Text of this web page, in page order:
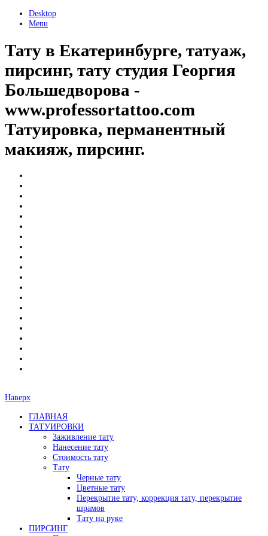
Desktop
Menu
Тату в Екатеринбурге, татуаж,
пирсинг, тату студия Георгия
Большедворова -
www.professortattoo.com
Татуировка, перманентный
макияж, пирсинг.
Наверх
ГЛАВНАЯ
ТАТУИРОВКИ
Заживление тату
Нанесение тату
Стоимость тату
Тату
Черные тату
Цветные тату
Перекрытие тату, коррекция тату, перекрытие
шрамов
Тату на руке
ПИРСИНГ